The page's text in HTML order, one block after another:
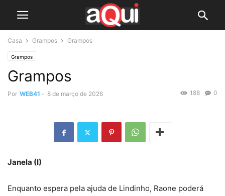
Casa Grampos Grampos
Grampos
Grampos
Por WEB41 - 8 de março de 2026 0
188
Janela (I)
Enquanto espera pela ajuda de Lindinho, Raone poderá